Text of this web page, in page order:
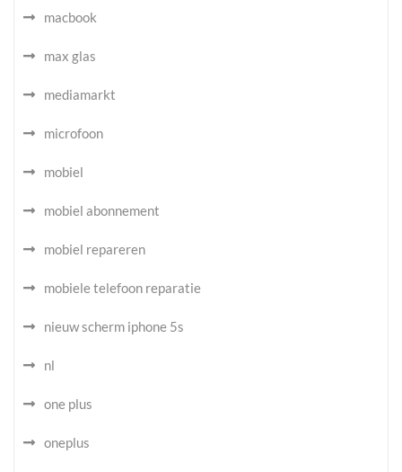
macbook
max glas
mediamarkt
microfoon
mobiel
mobiel abonnement
mobiel repareren
mobiele telefoon reparatie
nieuw scherm iphone 5s
nl
one plus
oneplus